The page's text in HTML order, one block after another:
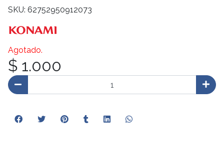
SKU: 62752950912073
Agotado.
$ 1.000